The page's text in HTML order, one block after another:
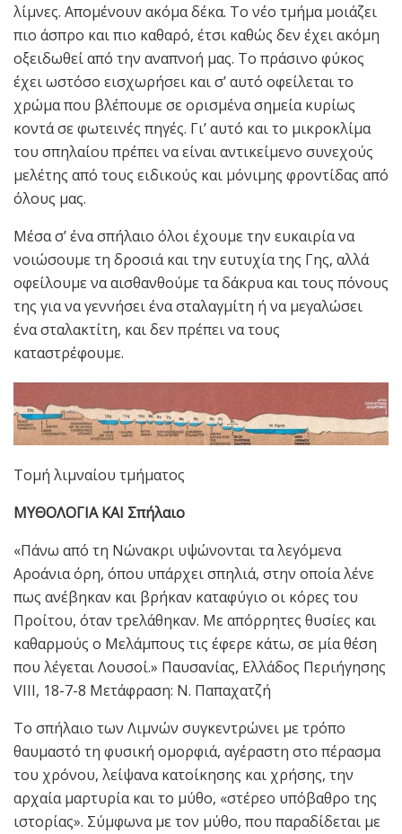
λίμνες. Απομένουν ακόμα δέκα. Το νέο τμήμα μοιάζει
πιο άσπρο και πιο καθαρό, έτσι καθώς δεν έχει ακόμη
οξειδωθεί από την αναπνοή μας. Το πράσινο φύκος
έχει ωστόσο εισχωρήσει και σ’ αυτό οφείλεται το
χρώμα που βλέπουμε σε ορισμένα σημεία κυρίως
κοντά σε φωτεινές πηγές. Γι’ αυτό και το μικροκλίμα
του σπηλαίου πρέπει να είναι αντικείμενο συνεχούς
μελέτης από τους ειδικούς και μόνιμης φροντίδας από
όλους μας.
Μέσα σ’ ένα σπήλαιο όλοι έχουμε την ευκαιρία να
νοιώσουμε τη δροσιά και την ευτυχία της Γης, αλλά
οφείλουμε να αισθανθούμε τα δάκρυα και τους πόνους
της για να γεννήσει ένα σταλαγμίτη ή να μεγαλώσει
ένα σταλακτίτη, και δεν πρέπει να τους
καταστρέφουμε.
Τομή λιμναίου τμήματος
ΜΥΘΟΛΟΓΙΑ ΚΑΙ Σπήλαιο
«Πάνω από τη Νώνακρι υψώνονται τα λεγόμενα
Αροάνια όρη, όπου υπάρχει σπηλιά, στην οποία λένε
πως ανέβηκαν και βρήκαν καταφύγιο οι κόρες του
Προίτου, όταν τρελάθηκαν. Με απόρρητες θυσίες και
καθαρμούς ο Μελάμπους τις έφερε κάτω, σε μία θέση
που λέγεται Λουσοί.» Παυσανίας, Ελλάδος Περιήγησης
VIII, 18-7-8 Μετάφραση: Ν. Παπαχατζή
Το σπήλαιο των Λιμνών συγκεντρώνει με τρόπο
θαυμαστό τη φυσική ομορφιά, αγέραστη στο πέρασμα
του χρόνου, λείψανα κατοίκησης και χρήσης, την
αρχαία μαρτυρία και το μύθο, «στέρεο υπόβαθρο της
ιστορίας». Σύμφωνα με τον μύθο, που παραδίδεται με